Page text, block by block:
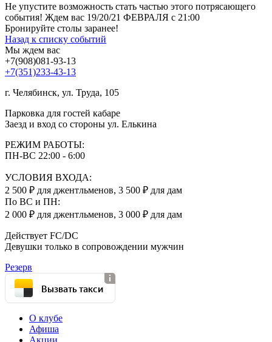
Не упустите возможность стать частью этого потрясающего
события! Ждем вас 19/20/21 ФЕВРАЛЯ с 21:00
Бронируйте столы заранее!
Назад к списку событий
Мы ждем вас
+7(908)081-93-13
+7(351)233-43-13
г. Челябинск, ул. Труда, 105
Парковка для гостей кабаре
Заезд и вход со стороны ул. Елькина
РЕЖИМ РАБОТЫ:
ПН-ВС 22:00 - 6:00
УСЛОВИЯ ВХОДА:
2 500 ₽ для джентльменов, 3 500 ₽ для дам
По ВС и ПН:
2 000 ₽ для джентльменов, 3 000 ₽ для дам
Действует FC/DC
Девушки только в сопровождении мужчин
Резерв
Вызвать такси
О клубе
Афиша
Акции